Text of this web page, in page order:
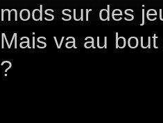
mods sur des
Mais va au
?